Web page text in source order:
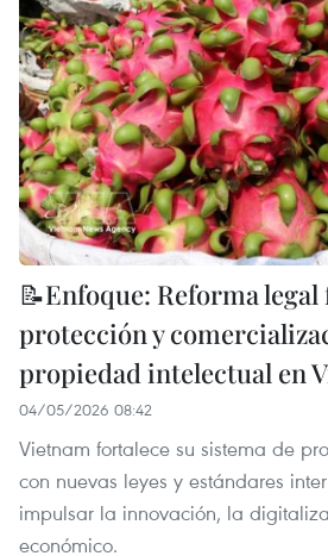
📝Enfoque: Reforma
protección y
propiedad intelectual en
04/05/2026 08:42
Vietnam fortalece su sistema de
con nuevas leyes y estándares
impulsar la innovación, la
económico.